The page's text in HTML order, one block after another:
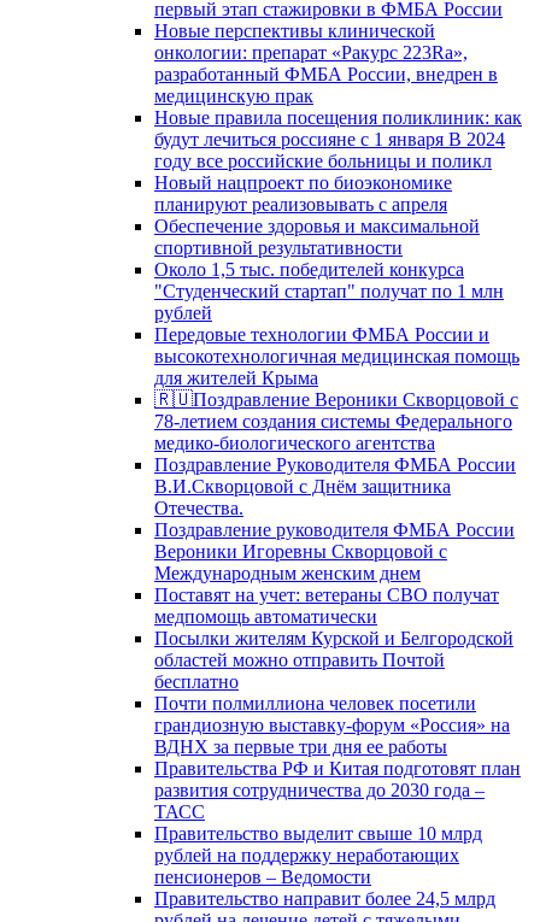
первый этап стажировки в ФМБА России
Новые перспективы клинической
онкологии: препарат «Ракурс 223Ra»,
разработанный ФМБА России, внедрен в
медицинскую прак
Новые правила посещения поликлиник: как
будут лечиться россияне с 1 января В 2024
году все российские больницы и поликл
Новый нацпроект по биоэкономике
планируют реализовывать с апреля
Обеспечение здоровья и максимальной
спортивной результативности
Около 1,5 тыс. победителей конкурса
"Студенческий стартап" получат по 1 млн
рублей
Передовые технологии ФМБА России и
высокотехнологичная медицинская помощь
для жителей Крыма
🇷🇺Поздравление Вероники Скворцовой с
78-летием создания системы Федерального
медико-биологического агентства
Поздравление Руководителя ФМБА России
В.И.Скворцовой с Днём защитника
Отечества.
Поздравление руководителя ФМБА России
Вероники Игоревны Скворцовой с
Международным женским днем
Поставят на учет: ветераны СВО получат
медпомощь автоматически
Посылки жителям Курской и Белгородской
областей можно отправить Почтой
бесплатно
Почти полмиллиона человек посетили
грандиозную выставку-форум «Россия» на
ВДНХ за первые три дня ее работы
Правительства РФ и Китая подготовят план
развития сотрудничества до 2030 года –
ТАСС
Правительство выделит свыше 10 млрд
рублей на поддержку неработающих
пенсионеров – Ведомости
Правительство направит более 24,5 млрд